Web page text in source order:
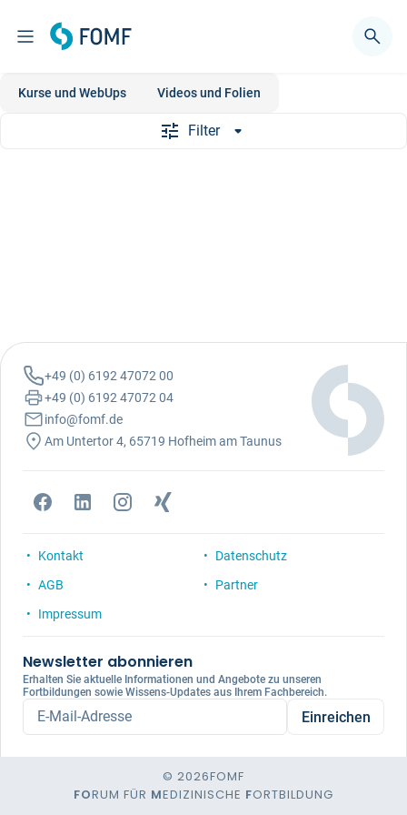
Kurse und WebUps Videos und Folien
Filter
+49 (0) 6192 47072 00
+49 (0) 6192 47072 04
info@fomf.de
Am Untertor 4, 65719 Hofheim am Taunus
Kontakt
AGB
Impressum
Datenschutz
Partner
Newsletter abonnieren
Erhalten Sie aktuelle Informationen und Angebote zu unseren
Fortbildungen sowie Wissens-Updates aus Ihrem Fachbereich.
E-Mail-Adresse Einreichen
© 2026FOMF
FORUM FÜR MEDIZINISCHE FORTBILDUNG